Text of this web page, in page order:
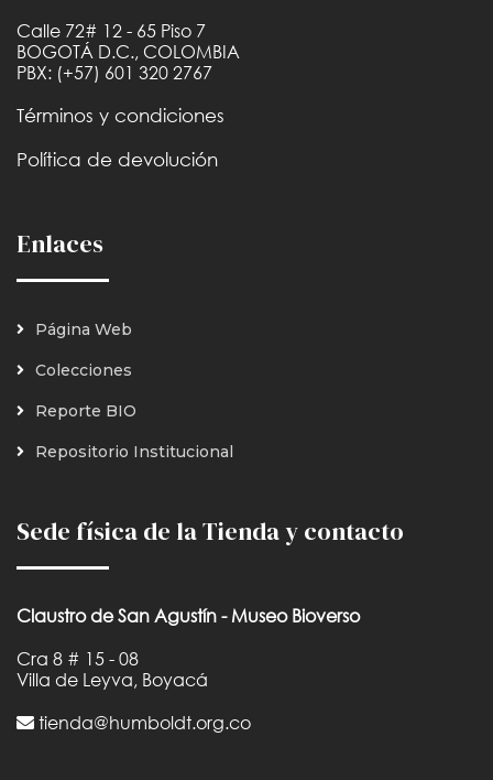
Calle 72# 12 - 65 Piso 7
BOGOTÁ D.C., COLOMBIA
PBX: (+57) 601 320 2767
Términos y condiciones
Política de devolución
Enlaces
Página Web
Colecciones
Reporte BIO
Repositorio Institucional
Sede física de la Tienda y contacto
Claustro de San Agustín - Museo Bioverso
Cra 8 # 15 - 08
Villa de Leyva, Boyacá
tienda@humboldt.org.co